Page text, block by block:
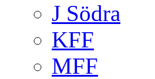
J Södra
KFF
MFF